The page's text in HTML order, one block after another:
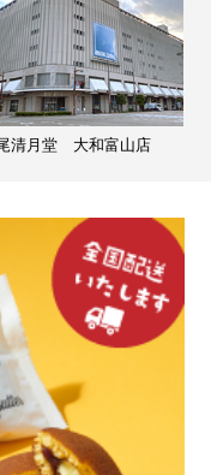
清月堂 大和富山店